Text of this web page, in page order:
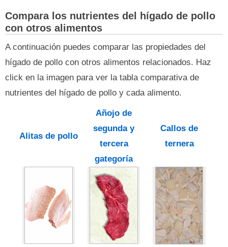
Compara los nutrientes del hígado de pollo
con otros alimentos
A continuación puedes comparar las propiedades del
hígado de pollo con otros alimentos relacionados. Haz
click en la imagen para ver la tabla comparativa de
nutrientes del hígado de pollo y cada alimento.
Alitas de pollo
Añojo de
segunda y
tercera
gategoría
Callos de
ternera